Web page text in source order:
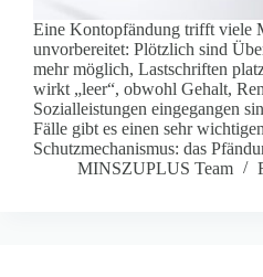
Eine Kontopfändung trifft viele
unvorbereitet: Plötzlich sind
mehr möglich, Lastschriften
wirkt „leer“, obwohl Gehalt,
Sozialleistungen eingegangen
Fälle gibt es einen sehr wichtigen
Schutzmechanismus: das
MINSZUPLUS Team